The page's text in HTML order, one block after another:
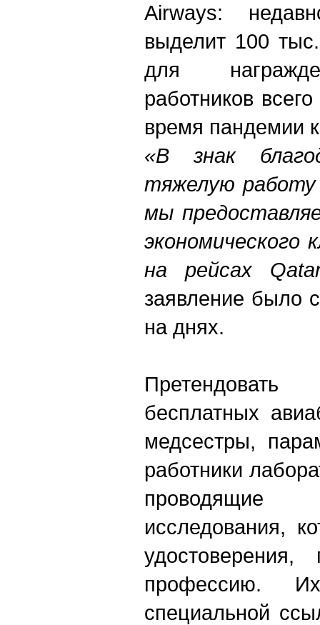
Airways:
выделит 100
для
работников
время пандемии
«В знак
тяжелую работу
мы
экономического
на рейсах
заявление было
на днях.
бесплатных
медсестры,
работники
исследования,
профессию.
специальной